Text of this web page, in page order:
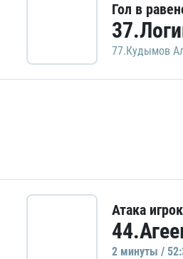
Гол в
77.Кудымов
Атака
2 минуты /